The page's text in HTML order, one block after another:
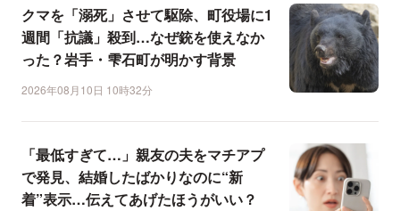
クマを「溺死」させて駆除、町役場に1
週間「抗議」殺到…なぜ銃を使えなか
った？岩手・雫石町が明かす背景
2026年08月10日 10時32分
「最低すぎて…」親友の夫をマチアプ
で発見、結婚したばかりなのに“新
着”表示…伝えてあげたほうがいい？